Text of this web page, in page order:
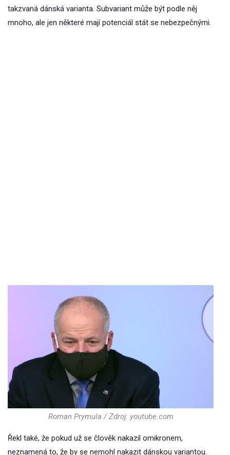
takzvaná dánská varianta. Subvariant může být podle něj
mnoho, ale jen některé mají potenciál stát se nebezpečnými.
Roman Prymula / Zdroj: youtube.com
Řekl také, že pokud už se člověk nakazil omikronem,
neznamená to, že by se nemohl nakazit dánskou variantou.